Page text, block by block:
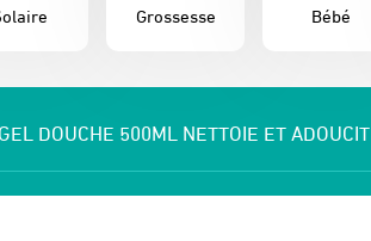
Grossesse Bébé
DOUCHE 500ML NETTOIE ET ADOUCIT